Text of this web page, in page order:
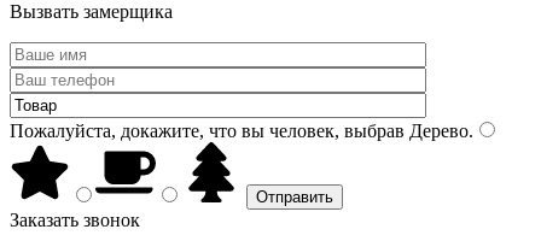
Вызвать замерщика
Пожалуйста, докажите, что вы человек, выбрав Дерево.
Заказать звонок